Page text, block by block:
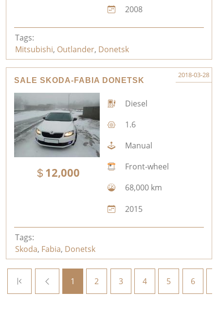
2008
Tags:
Mitsubishi, Outlander, Donetsk
SALE SKODA-FABIA DONETSK
2018-03-28
12,000
Diesel
1.6
Manual
Front-wheel
68,000 km
2015
Tags:
Skoda, Fabia, Donetsk
1 2 3 4 5 6